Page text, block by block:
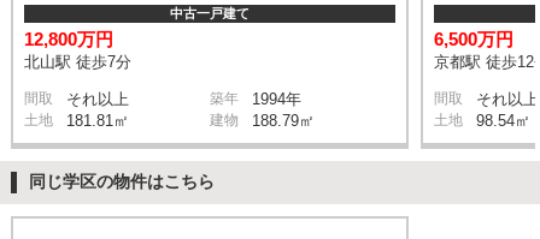
中古一戸建て
12,800万円
北山駅 徒歩7分
間取 それ以上 築年 1994年
土地 181.81㎡ 建物 188.79㎡
6,500万円
京都駅 徒歩12
間取 それ以上
土地 98.54㎡
同じ学区の物件はこちら